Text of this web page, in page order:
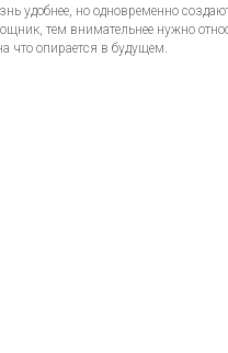
удобнее, но одновременно
тем внимательнее нужно
что опирается в будущем.